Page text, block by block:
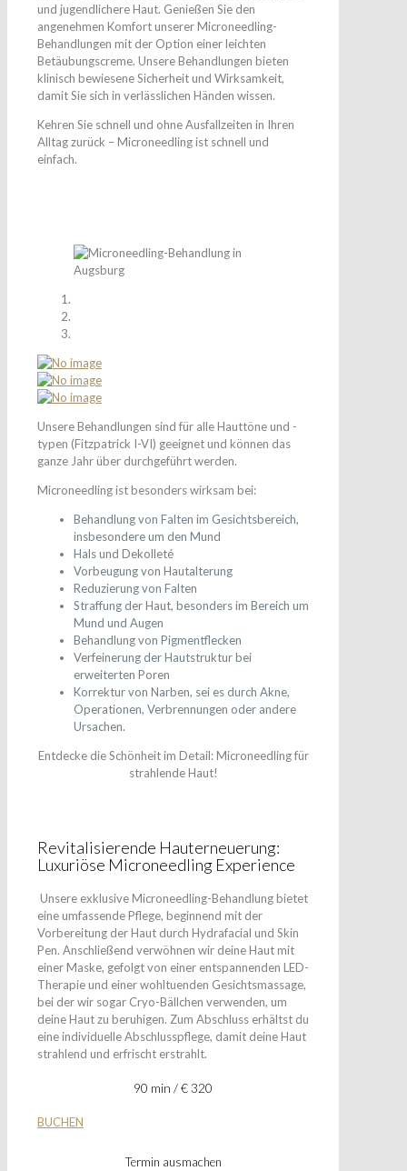
und jugendlichere Haut. Genießen Sie den
angenehmen Komfort unserer Microneedling-
Behandlungen mit der Option einer leichten
Betäubungscreme. Unsere Behandlungen bieten
klinisch bewiesene Sicherheit und Wirksamkeit,
damit Sie sich in verlässlichen Händen wissen.
Kehren Sie schnell und ohne Ausfallzeiten in Ihren
Alltag zurück – Microneedling ist schnell und
einfach.
Unsere Behandlungen sind für alle Hauttöne und -
typen (Fitzpatrick I-VI) geeignet und können das
ganze Jahr über durchgeführt werden.
Microneedling ist besonders wirksam bei:
Behandlung von Falten im Gesichtsbereich,
insbesondere um den Mund
Hals und Dekolleté
Vorbeugung von Hautalterung
Reduzierung von Falten
Straffung der Haut, besonders im Bereich um
Mund und Augen
Behandlung von Pigmentflecken
Verfeinerung der Hautstruktur bei
erweiterten Poren
Korrektur von Narben, sei es durch Akne,
Operationen, Verbrennungen oder andere
Ursachen.
Entdecke die Schönheit im Detail: Microneedling für
strahlende Haut!
Revitalisierende Hauterneuerung:
Luxuriöse Microneedling Experience
Unsere exklusive Microneedling-Behandlung bietet
eine umfassende Pflege, beginnend mit der
Vorbereitung der Haut durch Hydrafacial und Skin
Pen. Anschließend verwöhnen wir deine Haut mit
einer Maske, gefolgt von einer entspannenden LED-
Therapie und einer wohltuenden Gesichtsmassage,
bei der wir sogar Cryo-Bällchen verwenden, um
deine Haut zu beruhigen. Zum Abschluss erhältst du
eine individuelle Abschlusspflege, damit deine Haut
strahlend und erfrischt erstrahlt.
90 min / € 320
BUCHEN
Termin ausmachen